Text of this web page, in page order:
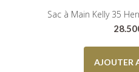
Sac à Main Kelly 35
AJOUTER